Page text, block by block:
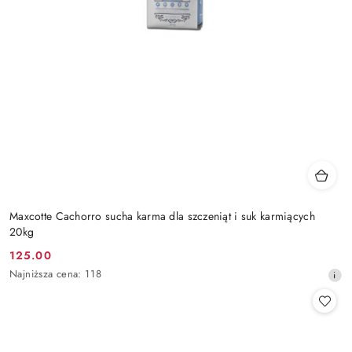
Maxcotte Cachorro sucha karma dla szczeniąt i suk karmiących
20kg
Cena
promocyjna:
125.00
Najniższa
Najniższa cena: 118